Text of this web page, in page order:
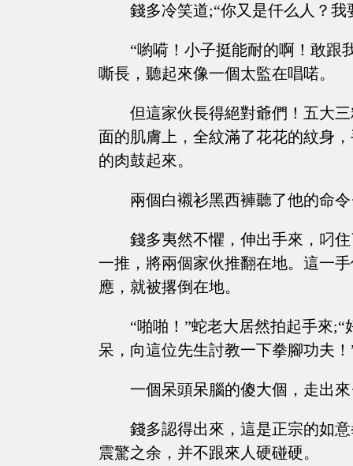
錢多冷笑道;“你又是仟么人？
“喲嗬！小子挺能耐的啊！敢跟
嘶長，聽起來像一個太監在唱喏。
但這家伙長得絕對爺們！五大
面的肌膚上，全紋滿了花花的紋身
的肉鼓起來。
兩個白襯衫黑西褲聽了他的命
錢多夷然不懼，伸出手來，叼
一推，將兩個家伙推翻在地。這一
應，就被撂倒在地。
“啪啪！”蛇老大居然拍起手來
呆，向這位先生討教一下拳腳功夫！
一個呆頭呆腦的傻大個，走出
錢多認得出來，這是正宗的如
震驚之余，并不跟來人硬碰硬。